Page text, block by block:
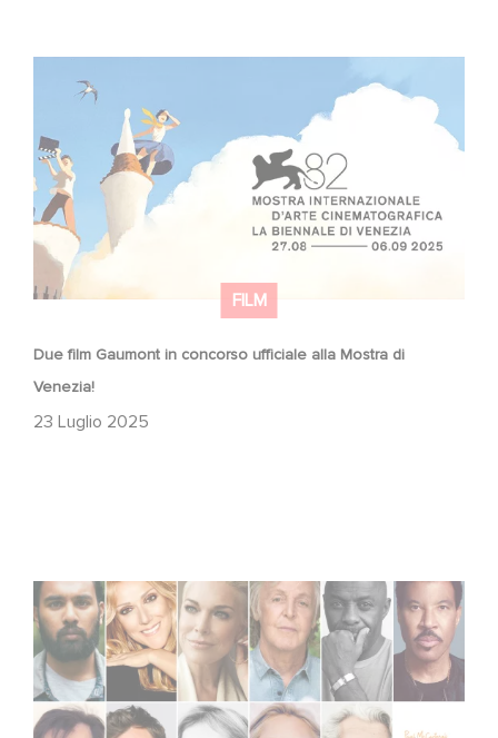
FILM
Due film Gaumont in concorso ufficiale alla Mostra di
Venezia!
23 Luglio 2025
Venezia!
Voice Cast Revealed for High in the Clouds